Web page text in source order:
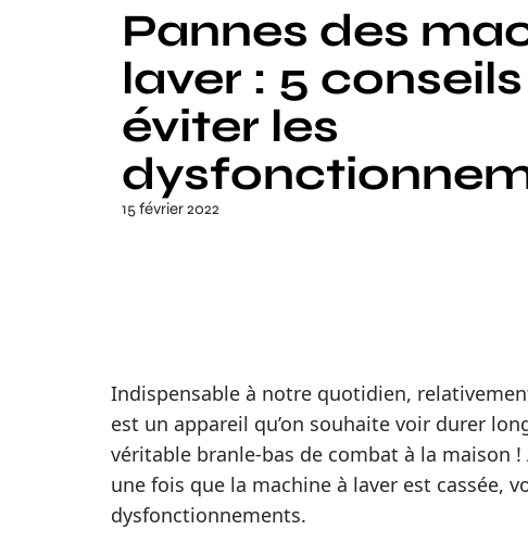
Pannes des
laver : 5
éviter les
15 février 2022
Indispensable à notre quotidien,
est un appareil qu’on souhaite voir durer
véritable branle-bas de combat à la maison
une fois que la machine à laver est cassée,
dysfonctionnements.